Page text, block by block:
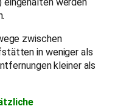
zwischen
in weniger als
kleiner als